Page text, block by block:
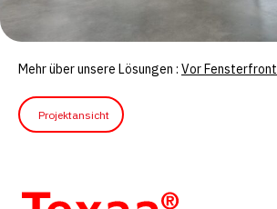
Mehr über unsere Lösungen : Vor Fensterfront
Projektansicht